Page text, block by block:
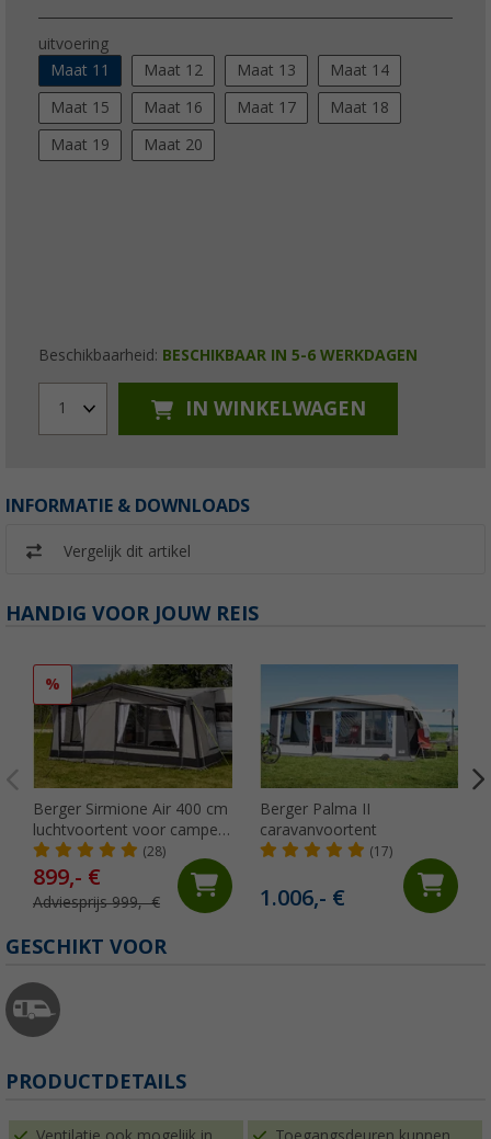
uitvoering
Maat 11
Maat 12 Maat 13 Maat 14
Maat 15 Maat 16 Maat 17 Maat 18
Maat 19 Maat 20
Beschikbaarheid: BESCHIKBAAR IN 5-6 WERKDAGEN
1 IN WINKELWAGEN
INFORMATIE & DOWNLOADS
Vergelijk dit artikel
HANDIG VOOR JOUW REIS
%
Berger Sirmione Air 400 cm
luchtvoortent voor campers
met opblaasbare stokken
(28)
899,- €
Adviesprijs 999,- €
Berger Palma II
caravanvoortent
(17)
1.006,- €
GESCHIKT VOOR
PRODUCTDETAILS